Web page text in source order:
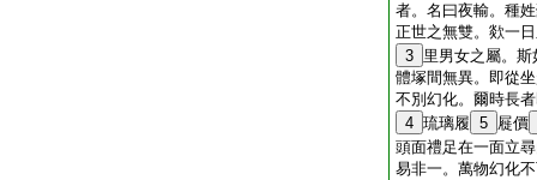
者。名曰夜輸。種
正世之無雙。欻一
3 里男女之屬。
體塚間無異。即從
不別幻化。爾時長
4 琉璃履 5 屣價
頭面禮足在一面立
易非一。萬物幻化